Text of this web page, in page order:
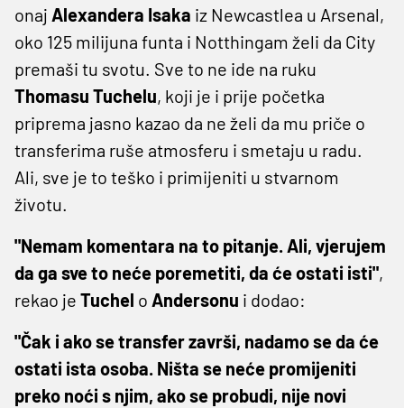
onaj Alexandera Isaka iz Newcastlea u Arsenal,
oko 125 milijuna funta i Notthingam želi da City
premaši tu svotu. Sve to ne ide na ruku
Thomasu Tuchelu, koji je i prije početka
priprema jasno kazao da ne želi da mu priče o
transferima ruše atmosferu i smetaju u radu.
Ali, sve je to teško i primijeniti u stvarnom
životu.
"Nemam komentara na to pitanje. Ali, vjerujem
da ga sve to neće poremetiti, da će ostati isti",
rekao je Tuchel o Andersonu i dodao:
"Čak i ako se transfer završi, nadamo se da će
ostati ista osoba. Ništa se neće promijeniti
preko noći s njim, ako se probudi, nije novi